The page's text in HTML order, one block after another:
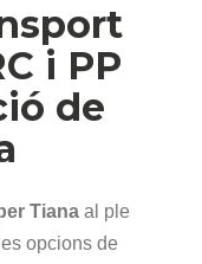
i PP
de
Tiana al ple
opcions de